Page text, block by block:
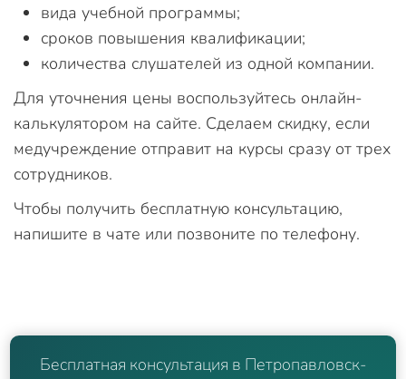
вида учебной программы;
сроков повышения квалификации;
количества слушателей из одной компании.
Для уточнения цены воспользуйтесь онлайн-
калькулятором на сайте. Сделаем скидку, если
медучреждение отправит на курсы сразу от трех
сотрудников.
Чтобы получить бесплатную консультацию,
напишите в чате или позвоните по телефону.
Бесплатная консультация в Петропавловск-